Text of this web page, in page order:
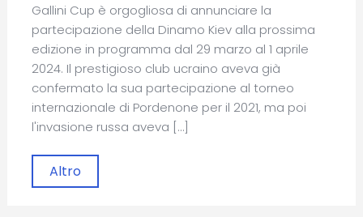
Gallini Cup è orgogliosa di annunciare la
partecipazione della Dinamo Kiev alla prossima
edizione in programma dal 29 marzo al 1 aprile
2024. Il prestigioso club ucraino aveva già
confermato la sua partecipazione al torneo
internazionale di Pordenone per il 2021, ma poi
l'invasione russa aveva […]
Altro